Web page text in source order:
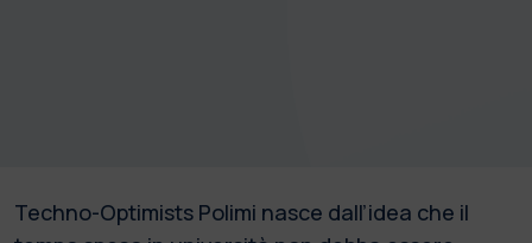
Techno-Optimists Polimi nasce dall’idea che il